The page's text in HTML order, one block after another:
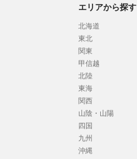
エリアから探す
北海道
東北
関東
甲信越
北陸
東海
関西
山陰・山陽
四国
九州
沖縄